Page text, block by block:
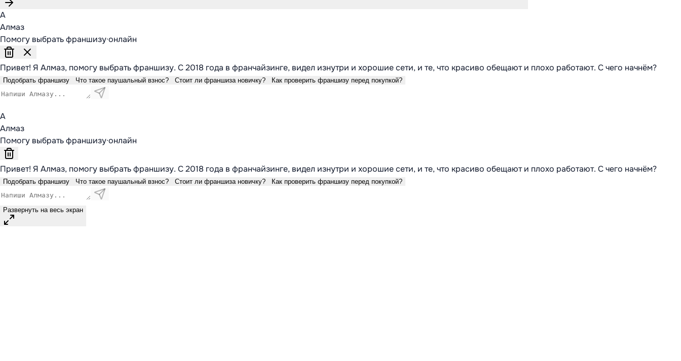
А
Алмаз
Помогу выбрать франшизу·онлайн
Привет! Я Алмаз, помогу выбрать франшизу. С 2018 года в франчайзинге, видел изнутри и хорошие сети, и те, что красиво обещают и плохо работают. С чего начнём?
Подобрать франшизу Что такое паушальный взнос? Стоит ли франшиза новичку? Как проверить франшизу перед покупкой?
А
Алмаз
Помогу выбрать франшизу·онлайн
Привет! Я Алмаз, помогу выбрать франшизу. С 2018 года в франчайзинге, видел изнутри и хорошие сети, и те, что красиво обещают и плохо работают. С чего начнём?
Подобрать франшизу Что такое паушальный взнос? Стоит ли франшиза новичку? Как проверить франшизу перед покупкой?
Развернуть на весь экран